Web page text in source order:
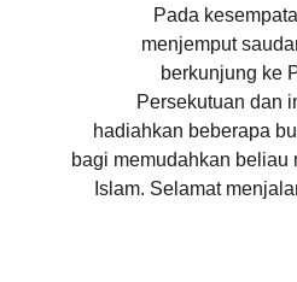
Pada
menjemput
berkunjung ke
Persekutuan dan
hadiahkan beberapa
bagi memudahkan beliau
Islam. Selamat